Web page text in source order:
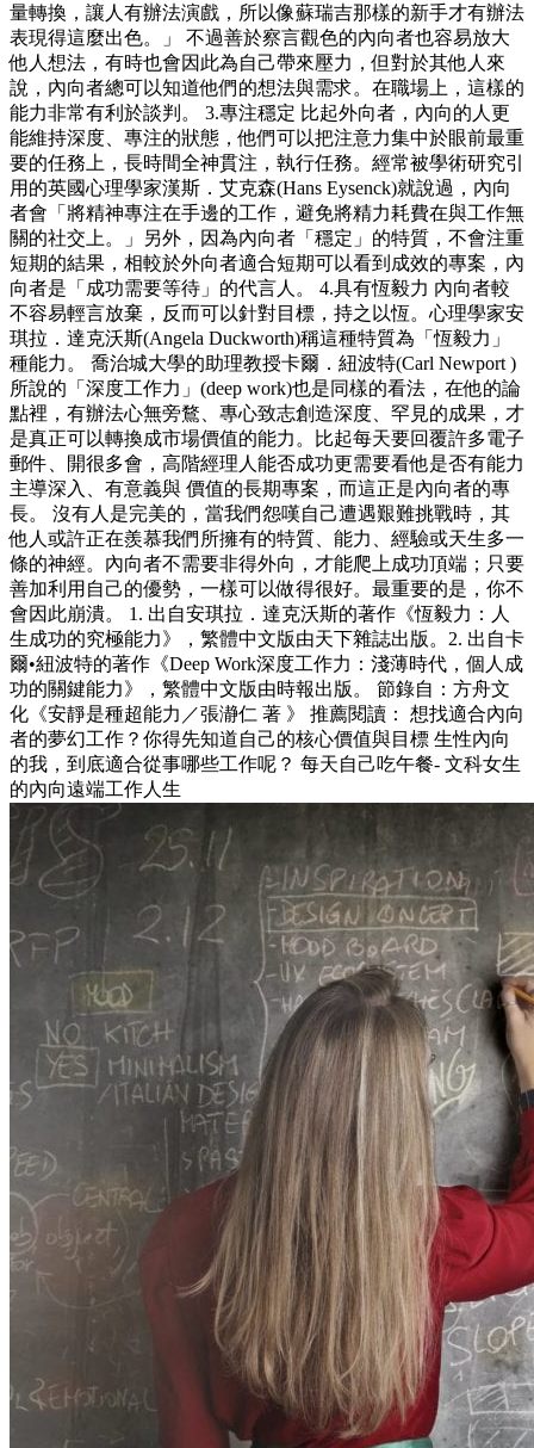
量轉換，讓人有辦法演戲，所以像蘇瑞吉那樣的新手才有辦法
表現得這麼出色。」 不過善於察言觀色的內向者也容易放大
他人想法，有時也會因此為自己帶來壓力，但對於其他人來
說，內向者總可以知道他們的想法與需求。在職場上，這樣的
能力非常有利於談判。 3.專注穩定 比起外向者，內向的人更
能維持深度、專注的狀態，他們可以把注意力集中於眼前最重
要的任務上，長時間全神貫注，執行任務。經常被學術研究引
用的英國心理學家漢斯．艾克森(Hans Eysenck)就說過，內向
者會「將精神專注在手邊的工作，避免將精力耗費在與工作無
關的社交上。」另外，因為內向者「穩定」的特質，不會注重
短期的結果，相較於外向者適合短期可以看到成效的專案，內
向者是「成功需要等待」的代言人。 4.具有恆毅力 內向者較
不容易輕言放棄，反而可以針對目標，持之以恆。心理學家安
琪拉．達克沃斯(Angela Duckworth)稱這種特質為「恆毅力」
種能力。 喬治城大學的助理教授卡爾．紐波特(Carl Newport )
所說的「深度工作力」(deep work)也是同樣的看法，在他的論
點裡，有辦法心無旁鶩、專心致志創造深度、罕見的成果，才
是真正可以轉換成市場價值的能力。比起每天要回覆許多電子
郵件、開很多會，高階經理人能否成功更需要看他是否有能力
主導深入、有意義與 價值的長期專案，而這正是內向者的專
長。 沒有人是完美的，當我們怨嘆自己遭遇艱難挑戰時，其
他人或許正在羨慕我們所擁有的特質、能力、經驗或天生多一
條的神經。內向者不需要非得外向，才能爬上成功頂端；只要
善加利用自己的優勢，一樣可以做得很好。最重要的是，你不
會因此崩潰。 1. 出自安琪拉．達克沃斯的著作《恆毅力：人
生成功的究極能力》，繁體中文版由天下雜誌出版。2. 出自卡
爾•紐波特的著作《Deep Work深度工作力：淺薄時代，個人成
功的關鍵能力》，繁體中文版由時報出版。 節錄自：方舟文
化《安靜是種超能力／張瀞仁 著 》 推薦閱讀： 想找適合內向
者的夢幻工作？你得先知道自己的核心價值與目標 生性內向
的我，到底適合從事哪些工作呢？ 每天自己吃午餐- 文科女生
的內向遠端工作人生